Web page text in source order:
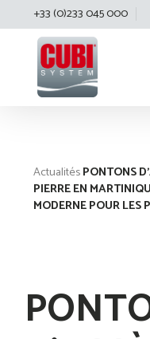
+33 (0)233 045 000
ActualitésPONTONS
PIERRE EN
MODERNE POUR LES